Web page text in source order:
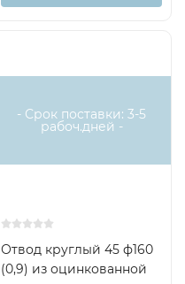
- Срок поставки: 3-5
рабоч.дней -
Отвод круглый 45 ф160
(0,9) из оцинкованной